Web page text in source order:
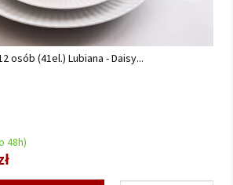
osób (41el.) Lubiana - Daisy...
48h)